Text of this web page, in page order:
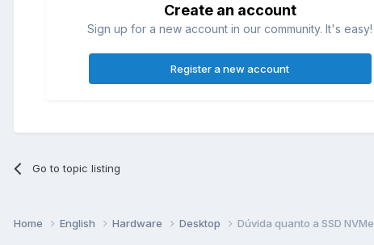
Create an account
Sign up for a new account in our community. It's easy!
Register a new account
Go to topic listing
Home English Hardware Desktop Dúvida quanto a SSD NVMe